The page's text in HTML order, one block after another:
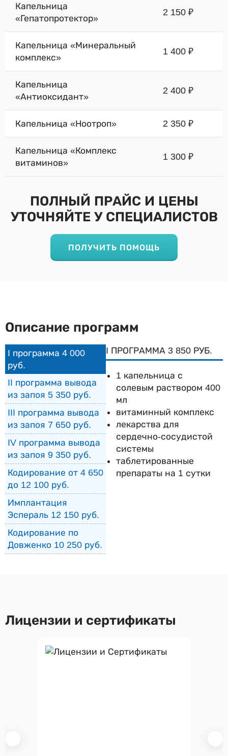
Капельница
«Гепатопротектор»
2 150 ₽
Капельница «Минеральный
комплекс»
1 400 ₽
Капельница
«Антиоксидант»
2 400 ₽
Капельница «Ноотроп» 2 350 ₽
Капельница «Комплекс
витаминов»
1 300 ₽
ПОЛНЫЙ ПРАЙС И ЦЕНЫ
УТОЧНЯЙТЕ У СПЕЦИАЛИСТОВ
ПОЛУЧИТЬ ПОМОЩЬ
Описание программ
I программа 4 000
руб.
II программа вывода
из запоя 5 350 руб.
III программа вывода
из запоя 7 650 руб.
IV программа вывода
из запоя 9 350 руб.
Кодирование от 4 650
до 12 100 руб.
Имплантация
Эспераль 12 150 руб.
Кодирование по
Довженко 10 250 руб.
I ПРОГРАММА 3 850 РУБ.
1 капельница с
солевым раствором 400
мл
витаминный комплекс
лекарства для
сердечно-сосудистой
системы
таблетированные
препараты на 1 сутки
Лицензии и сертификаты